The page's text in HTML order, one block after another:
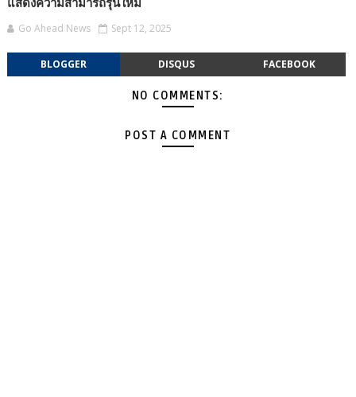
แสดงความสามารถรุ่นใหม่
Go Ahead News Sept 12, 2025
BLOGGER DISQUS FACEBOOK
NO COMMENTS:
POST A COMMENT